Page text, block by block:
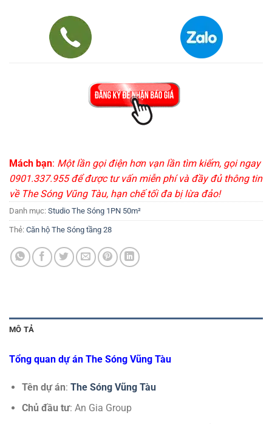
Mách bạn: Một lần gọi điện hơn vạn lần tìm kiếm, gọi ngay
0901.337.955 để được tư vấn miễn phí và đầy đủ thông tin
về The Sóng Vũng Tàu, hạn chế tối đa bị lừa đảo!
Danh mục: Studio The Sóng 1PN 50m²
Thẻ: Căn hộ The Sóng tầng 28
MÔ TẢ
Tổng quan dự án The Sóng Vũng Tàu
Tên dự án: The Sóng Vũng Tàu
Chủ đầu tư: An Gia Group